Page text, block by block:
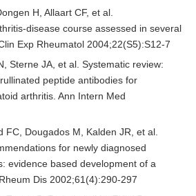
H, Allaart CF, et al.
disease course assessed in several
Exp Rheumatol 2004;22(S5):S12-7
Sterne JA, et al. Systematic review:
peptide antibodies for
arthritis. Ann Intern Med
FC, Dougados M, Kalden JR, et al.
for newly diagnosed
evidence based development of a
Dis 2002;61(4):290-297